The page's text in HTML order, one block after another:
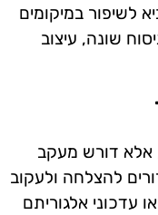
לשיפור במיקומים
שונה, עיצוב
אלא דורש מעקב
להצלחה ולעקוב
עדכוני אלגוריתם